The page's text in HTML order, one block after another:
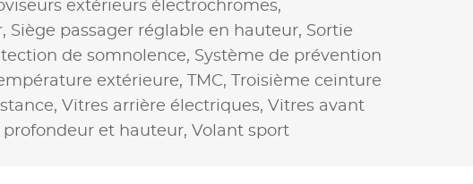
extérieurs électrochromes,
Siège passager réglable en hauteur, Sortie
de somnolence, Système de prévention
extérieure, TMC,
Troisième ceinture
Vitres arrière électriques, Vitres avant
et hauteur, Volant sport